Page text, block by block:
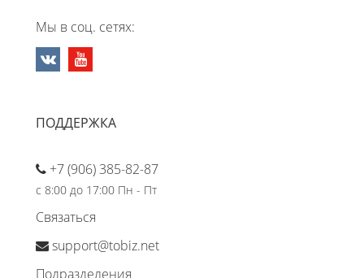
Мы в соц. сетях:
ПОДДЕРЖКА
+7 (906) 385-82-87
с 8:00 до 17:00 Пн - Пт
Связаться
support@tobiz.net
Подразделения